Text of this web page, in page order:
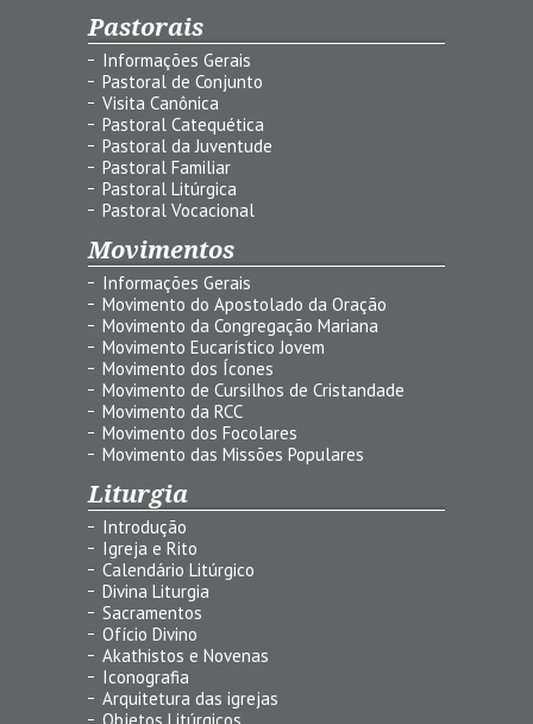
Pastorais
Informações Gerais
Pastoral de Conjunto
Visita Canônica
Pastoral Catequética
Pastoral da Juventude
Pastoral Familiar
Pastoral Litúrgica
Pastoral Vocacional
Movimentos
Informações Gerais
Movimento do Apostolado da Oração
Movimento da Congregação Mariana
Movimento Eucarístico Jovem
Movimento dos Ícones
Movimento de Cursilhos de Cristandade
Movimento da RCC
Movimento dos Focolares
Movimento das Missões Populares
Liturgia
Introdução
Igreja e Rito
Calendário Litúrgico
Divina Liturgia
Sacramentos
Ofício Divino
Akathistos e Novenas
Iconografia
Arquitetura das igrejas